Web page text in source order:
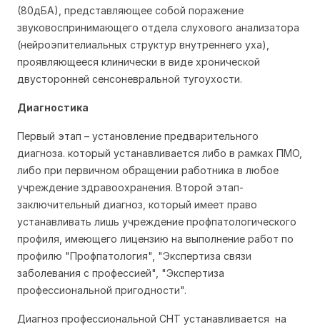
(80дБА), представляющее собой поражение
звуковоспринимающего отдела слухового анализатора
(нейроэпителиальных структур внутреннего уха),
проявляющееся клинически в виде хронической
двусторонней сенсоневральной тугоухости.
Диагностика
Первый этап – установление предварительного
диагноза. который устанавливается либо в рамках ПМО,
либо при первичном обращении работника в любое
учреждение здравоохранения. Второй этап-
заключительный диагноз, который имеет право
устанавливать лишь учреждение профпатологического
профиля, имеющего лицензию на выполнение работ по
профилю "Профпатология", "Экспертиза связи
заболевания с профессией", "Экспертиза
профессиональной пригодности".
Диагноз профессиональной СНТ устанавливается на